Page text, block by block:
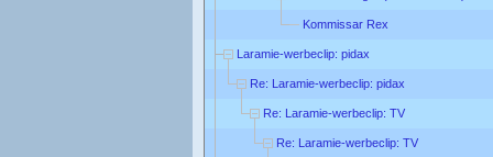
Kommissar Rex
Laramie-werbeclip: pidax
Re: Laramie-werbeclip: pidax
Re: Laramie-werbeclip: TV
Re: Laramie-werbeclip: TV